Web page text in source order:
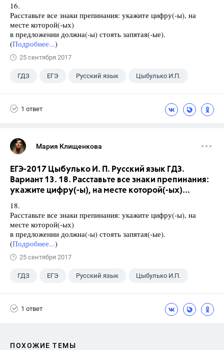
16.
Расставьте все знаки препинания: укажите цифру(-ы), на
месте которой(-ых)
в предложении должна(-ы) стоять запятая(-ые).
(Подробнее...)
25 сентября 2017
ГДЗ ЕГЭ Русский язык Цыбулько И.П.
1 ответ
Мария Клищенкова
ЕГЭ-2017 Цыбулько И. П. Русский язык ГДЗ.
Вариант 13. 18. Расставьте все знаки препинания:
укажите цифру(-ы), на месте которой(-ых)...
18.
Расставьте все знаки препинания: укажите цифру(-ы), на
месте которой(-ых)
в предложении должна(-ы) стоять запятая(-ые).
(Подробнее...)
25 сентября 2017
ГДЗ ЕГЭ Русский язык Цыбулько И.П.
1 ответ
ПОХОЖИЕ ТЕМЫ